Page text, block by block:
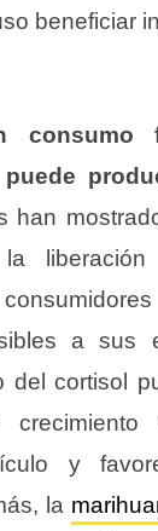
beneficiar
consumo
han
a sus
del cortisol
y
la